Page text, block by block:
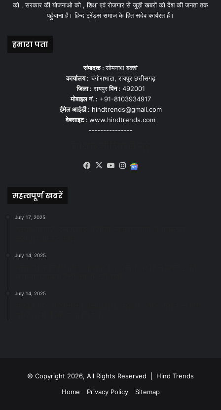
को , सरकार की योजनाओ को , शिक्षा एवं रोजगार से जुड़ी खबरों को देश की जनता तक
पहुँचाना हैं। हिन्द ट्रेंड्स समाज के हित सदेव कार्यरत हैं।
हमारा पता
संपादक :सोमनाथ बक्शी
कार्यालय : चंगोराभाटा, रायपुर छत्तीसगढ़
जिला : रायपुरपिन : 492001
मोबाइल नं. : +91-8103934917
ईमेल आईडी : hindtrends@gmail.com
वेबसाइट : www.hindtrends.com
---------------
Facebook
X YouTubeInstagram
महत्वपूर्ण खबरें
July 17, 2025
July 14, 2025
July 14, 2025
© Copyright 2026, All Rights Reserved | Hind Trends
Home
Privacy Policy Sitemap